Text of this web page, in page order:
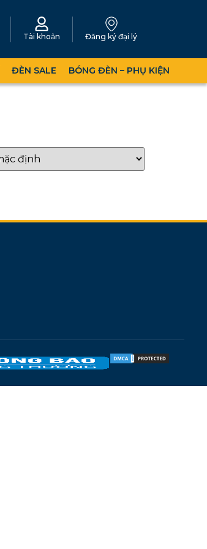
Tài khoản Đăng ký đại lý
ĐÈN SALE BÓNG ĐÈN – PHỤ KIỆN